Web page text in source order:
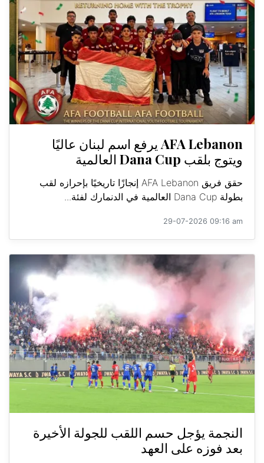
AFA Lebanon يرفع اسم لبنان عاليًا
ويتوج بلقب Dana Cup العالمية
حقق فريق AFA Lebanon إنجازًا تاريخيًا بإحرازه لقب
بطولة Dana Cup العالمية في الدنمارك لفئة...
29-07-2026 09:16 am
النجمة يؤجل حسم اللقب للجولة الأخيرة
بعد فوزه على العهد